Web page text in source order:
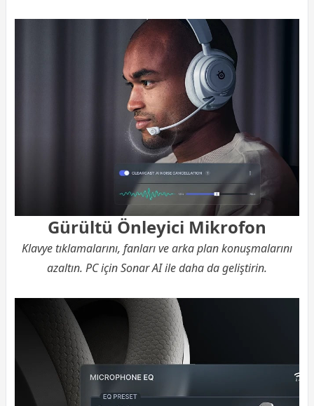
Gürültü Önleyici Mikrofon
Klavye tıklamalarını, fanları ve arka plan konuşmalarını
azaltın. PC için Sonar AI ile daha da geliştirin.